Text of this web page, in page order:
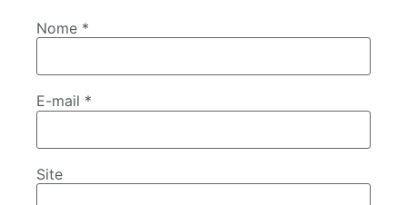
Nome *
E-mail *
Site